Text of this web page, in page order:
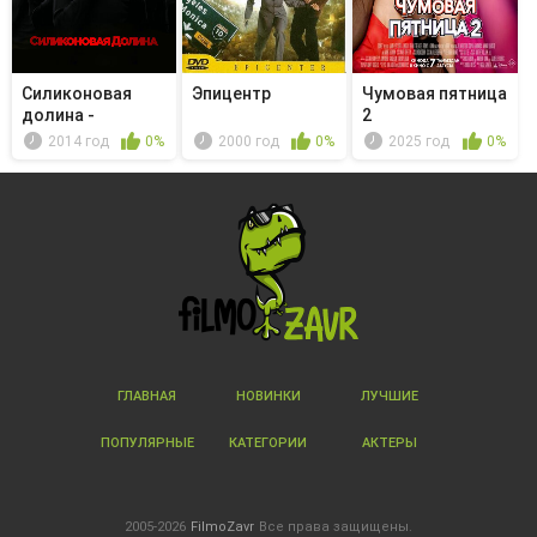
Силиконовая
долина -
Воронка Кинана
2014 год 0%
Эпицентр
2000 год 0%
Чумовая пятница
2
2025 год 0%
ГЛАВНАЯ НОВИНКИ ЛУЧШИЕ
ПОПУЛЯРНЫЕ КАТЕГОРИИ АКТЕРЫ
2005-2026 FilmoZavr Все права защищены.